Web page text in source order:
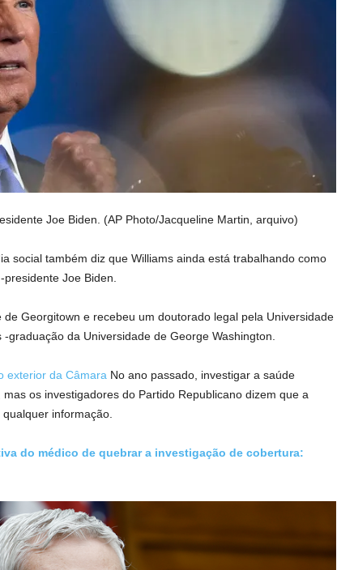
Joe Biden. (AP Photo/Jacqueline Martin, arquivo)
social também diz que Williams ainda está trabalhando como
Joe Biden.
Georgitown e recebeu um doutorado legal pela Universidade
graduação da Universidade de George Washington.
exterior da Câmara No ano passado, investigar a saúde
os investigadores do Partido Republicano dizem que a
informação.
do médico de quebrar a investigação de cobertura: